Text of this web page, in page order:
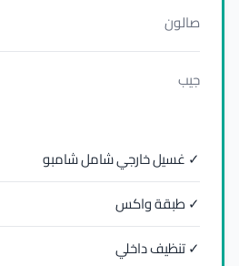
صالون
جيب
✓ غسيل خارجي شامل شامبو
✓ طبقة واكس
✓ تنظيف داخلي